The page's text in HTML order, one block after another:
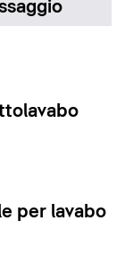
per lavabo